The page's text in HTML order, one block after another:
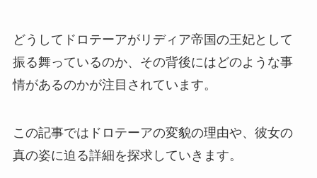
どうしてドロテーアがリディア帝国の王妃として
振る舞っているのか、その背後にはどのような事
情があるのかが注目されています。
この記事ではドロテーアの変貌の理由や、彼女の
真の姿に迫る詳細を探求していきます。